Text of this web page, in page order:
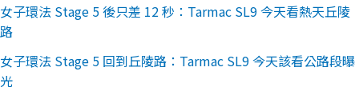
女子環法 Stage 5 後只差 12 秒：Tarmac SL9 今天看熱天丘陵
路
女子環法 Stage 5 回到丘陵路：Tarmac SL9 今天該看公路段曝
光